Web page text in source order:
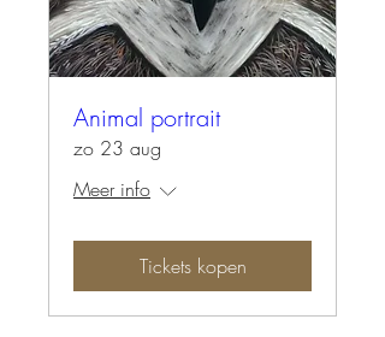
Animal portrait
zo 23 aug
Meer info
Tickets kopen